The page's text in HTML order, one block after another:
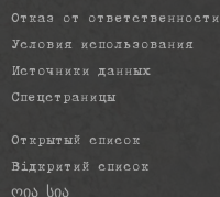
Отказ от ответственности
Условия использования
Источники данных
Спецстраницы
Открытый список
Відкритий список
ღია სია